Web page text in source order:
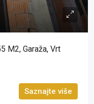
M2, Garaža, Vrt
Saznajte više